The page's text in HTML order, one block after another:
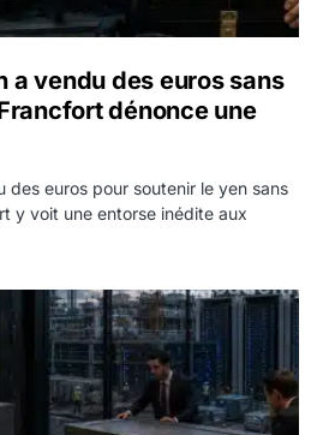
a vendu des euros sans
dénonce une
des euros pour soutenir le yen sans
y voit une entorse inédite aux
transfert de 11 milliards de